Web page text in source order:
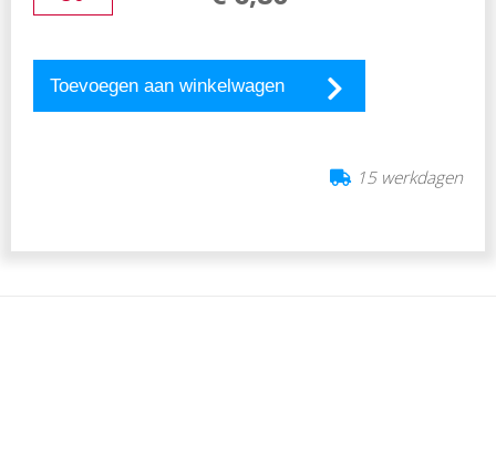
Toevoegen aan winkelwagen
15 werkdagen